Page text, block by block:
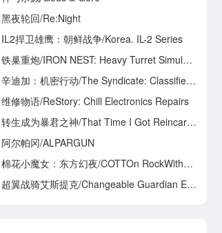
黑夜轮回/Re:Night
IL2捍卫雄鹰：朝鲜战争/Korea. IL-2 Series
铁巢重炮/IRON NEST: Heavy Turret Simulator
辛迪加：机密行动/The Syndicate: Classified Operations
维修物语/ReStory: Chill Electronics Repairs
转生成为暴君之神/That Time I Got Reincarnated as a Tyrant God
阿尔帕冈/ALPARGUN
棉花小魔女：东方幻夜/COTTOn RockWithYou -ORIENTAL NIGHT DREAMS-
超翼战骑艾斯提克/Changeable Guardian ESTIQUE